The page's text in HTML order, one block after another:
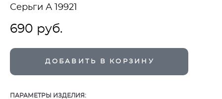
Серьги А 19921
690 pуб.
ДОБАВИТЬ В КОРЗИНУ
ПАРАМЕТРЫ ИЗДЕЛИЯ: